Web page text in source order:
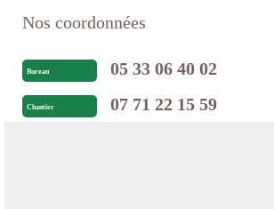
Nos coordonnées
Bureau 05 33 06 40 02
Chantier 07 71 22 15 59